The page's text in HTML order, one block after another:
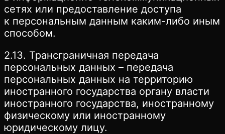
сетях или предоставление доступа
к персональным данным каким-либо иным
способом.
2.13. Трансграничная передача
персональных данных – передача
персональных данных на территорию
иностранного государства органу власти
иностранного государства, иностранному
физическому или иностранному
юридическому лицу.